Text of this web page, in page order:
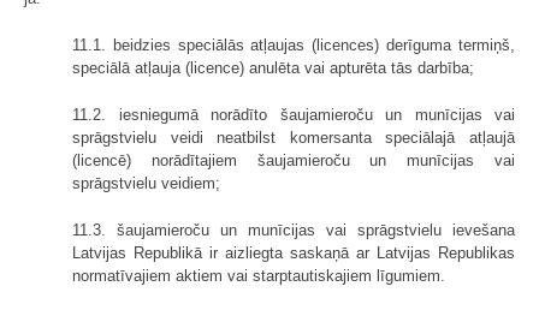
11.1. beidzies speciālās atļaujas (licences) derīguma termiņš,
speciālā atļauja (licence) anulēta vai apturēta tās darbība;
11.2. iesniegumā norādīto šaujam­ieroču un munīcijas vai
sprāgstvielu veidi neatbilst komersanta speciālajā atļaujā
(licencē) norādītajiem šaujam­ieroču un munīcijas vai
sprāgstvielu veidiem;
11.3. šaujamieroču un munīcijas vai sprāgstvielu ievešana
Latvijas Republikā ir aizliegta saskaņā ar Latvijas Republikas
normatīvajiem aktiem vai starptautiskajiem līgumiem.